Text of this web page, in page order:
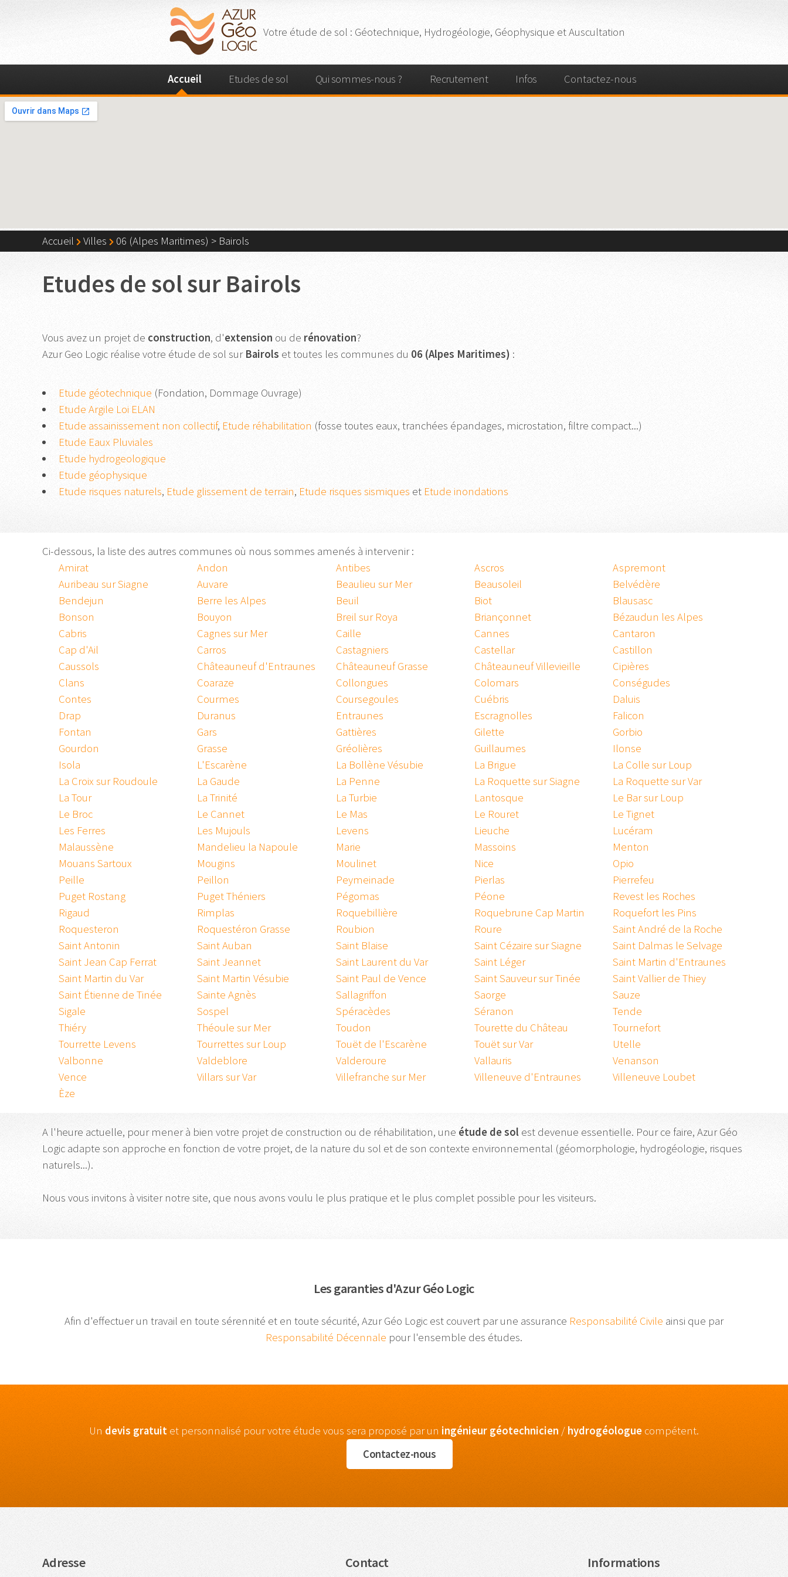
Votre étude de sol : Géotechnique, Hydrogéologie, Géophysique et Auscultation
Accueil Etudes de sol Qui sommes-nous ? Recrutement Infos Contactez-nous
Accueil Villes 06 (Alpes Maritimes) > Bairols
Etudes de sol sur Bairols
Vous avez un projet de construction, d'extension ou de rénovation?
Azur Geo Logic réalise votre étude de sol sur Bairols et toutes les communes du 06 (Alpes Maritimes) :
Etude géotechnique (Fondation, Dommage Ouvrage)
Etude Argile Loi ELAN
Etude assainissement non collectif, Etude réhabilitation (fosse toutes eaux, tranchées épandages, microstation, filtre compact...)
Etude Eaux Pluviales
Etude hydrogeologique
Etude géophysique
Etude risques naturels, Etude glissement de terrain, Etude risques sismiques et Etude inondations
Ci-dessous, la liste des autres communes où nous sommes amenés à intervenir :
Amirat
Andon Antibes Ascros
Aspremont
Auribeau sur Siagne
Auvare Beaulieu sur Mer Beausoleil
Belvédère
Bendejun
Berre les Alpes Beuil Biot
Blausasc
Bonson
Bouyon Breil sur Roya Briançonnet
Bézaudun les Alpes
Cabris
Cagnes sur Mer Caille Cannes
Cantaron
Cap d'Ail
Carros Castagniers Castellar
Castillon
Caussols
Châteauneuf d'Entraunes Châteauneuf Grasse Châteauneuf Villevieille
Cipières
Clans
Coaraze Collongues Colomars
Conségudes
Contes
Courmes Coursegoules Cuébris
Daluis
Drap
Duranus Entraunes Escragnolles
Falicon
Fontan
Gars Gattières Gilette
Gorbio
Gourdon
Grasse Gréolières Guillaumes
Ilonse
Isola
L'Escarène La Bollène Vésubie La Brigue
La Colle sur Loup
La Croix sur Roudoule
La Gaude La Penne La Roquette sur Siagne
La Roquette sur Var
La Tour
La Trinité La Turbie Lantosque
Le Bar sur Loup
Le Broc
Le Cannet Le Mas Le Rouret
Le Tignet
Les Ferres
Les Mujouls Levens Lieuche
Lucéram
Malaussène
Mandelieu la Napoule Marie Massoins
Menton
Mouans Sartoux
Mougins Moulinet Nice
Opio
Peille
Peillon Peymeinade Pierlas
Pierrefeu
Puget Rostang
Puget Théniers Pégomas Péone
Revest les Roches
Rigaud
Rimplas Roquebillière Roquebrune Cap Martin
Roquefort les Pins
Roquesteron
Roquestéron Grasse Roubion Roure
Saint André de la Roche
Saint Antonin
Saint Auban Saint Blaise Saint Cézaire sur Siagne
Saint Dalmas le Selvage
Saint Jean Cap Ferrat
Saint Jeannet Saint Laurent du Var Saint Léger
Saint Martin d'Entraunes
Saint Martin du Var
Saint Martin Vésubie Saint Paul de Vence Saint Sauveur sur Tinée
Saint Vallier de Thiey
Saint Étienne de Tinée
Sainte Agnès Sallagriffon Saorge
Sauze
Sigale
Sospel Spéracèdes Séranon
Tende
Thiéry
Théoule sur Mer Toudon Tourette du Château
Tournefort
Tourrette Levens
Tourrettes sur Loup Touët de l'Escarène Touët sur Var
Utelle
Valbonne
Valdeblore Valderoure Vallauris
Venanson
Vence
Villars sur Var Villefranche sur Mer Villeneuve d'Entraunes
Villeneuve Loubet
Èze
A l'heure actuelle, pour mener à bien votre projet de construction ou de réhabilitation, une étude desol est devenue essentielle. Pour ce faire, Azur Géo
Logic adapte son approche en fonction de votre projet, de la nature du sol et de son contexte environnemental (géomorphologie, hydrogéologie, risques
naturels...).
Nous vous invitons à visiter notre site, que nous avons voulu le plus pratique et le plus complet possible pour les visiteurs.
Les garanties d'Azur Géo Logic
Afin d'effectuer un travail en toute sérennité et en toute sécurité, Azur Géo Logic est couvert par une assurance Responsabilité Civile ainsi que par
Responsabilité Décennale pour l'ensemble des études.
Un devis gratuit et personnalisé pour votre étude vous sera proposé par un ingénieur géotechnicien / hydrogéologue compétent.
Contactez-nous
Adresse Contact Informations